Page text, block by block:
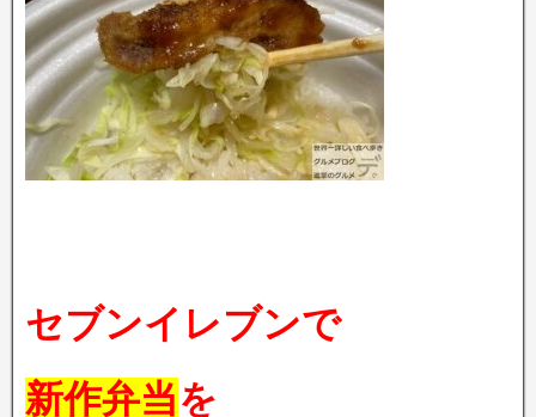
セブンイレブンで
新作弁当を